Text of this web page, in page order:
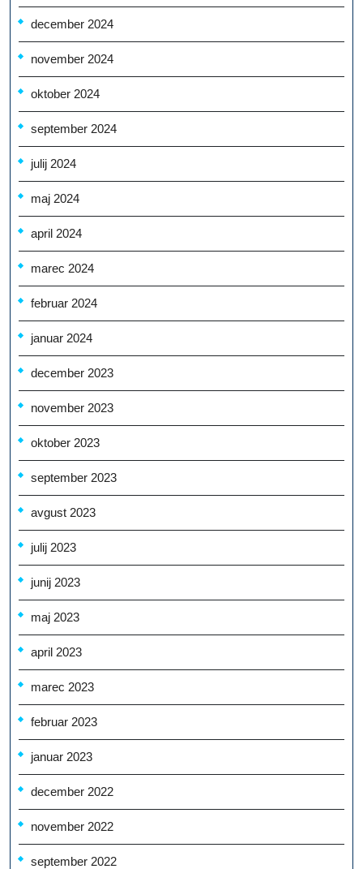
december 2024
november 2024
oktober 2024
september 2024
julij 2024
maj 2024
april 2024
marec 2024
februar 2024
januar 2024
december 2023
november 2023
oktober 2023
september 2023
avgust 2023
julij 2023
junij 2023
maj 2023
april 2023
marec 2023
februar 2023
januar 2023
december 2022
november 2022
september 2022